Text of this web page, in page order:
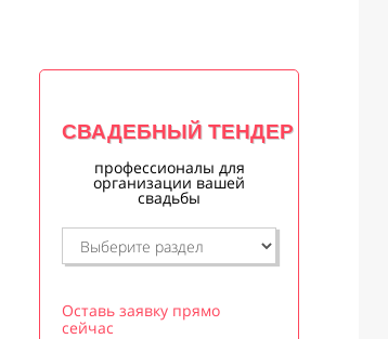
СВАДЕБНЫЙ ТЕНДЕР
профессионалы для
организации вашей
свадьбы
Оставь заявку прямо
сейчас